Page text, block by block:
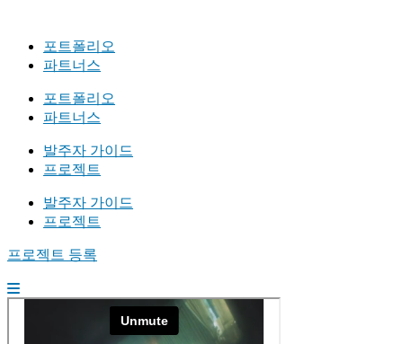
포트폴리오
파트너스
포트폴리오
파트너스
발주자 가이드
프로젝트
발주자 가이드
프로젝트
프로젝트 등록